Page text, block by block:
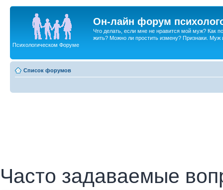
Он-лайн форум
Что делать, если мне не нравится мой муж? Как
жить? Можно ли простить измену? Признаки. Муж
Психологическом Форуме
Список форумов
Часто задаваемые